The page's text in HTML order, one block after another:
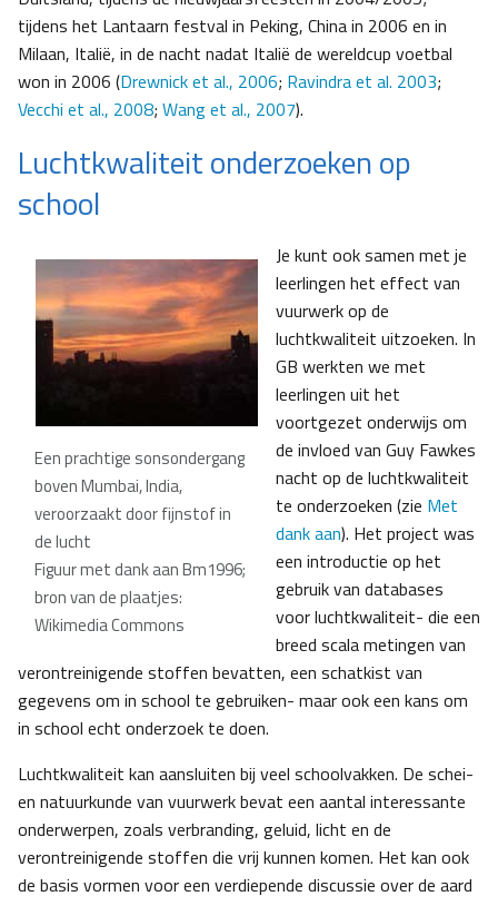
tijdens het Lantaarn festval in Peking, China in 2006 en in
Milaan, Italië, in de nacht nadat Italië de wereldcup voetbal
won in 2006 (Drewnick et al., 2006; Ravindra et al. 2003;
Vecchi et al., 2008; Wang et al., 2007).
Luchtkwaliteit onderzoeken op
school
Een prachtige sonsondergang
boven Mumbai, India,
veroorzaakt door fijnstof in
de lucht
Figuur met dank aan Bm1996;
bron van de plaatjes:
Wikimedia Commons
Je kunt ook samen met je
leerlingen het effect van
vuurwerk op de
luchtkwaliteit uitzoeken. In
GB werkten we met
leerlingen uit het
voortgezet onderwijs om
de invloed van Guy Fawkes
nacht op de luchtkwaliteit
te onderzoeken (zie Met
dank aan). Het project was
een introductie op het
gebruik van databases
voor luchtkwaliteit- die een
breed scala metingen van
verontreinigende stoffen bevatten, een schatkist van
gegevens om in school te gebruiken- maar ook een kans om
in school echt onderzoek te doen.
Luchtkwaliteit kan aansluiten bij veel schoolvakken. De schei-
en natuurkunde van vuurwerk bevat een aantal interessante
onderwerpen, zoals verbranding, geluid, licht en de
verontreinigende stoffen die vrij kunnen komen. Het kan ook
de basis vormen voor een verdiepende discussie over de aard